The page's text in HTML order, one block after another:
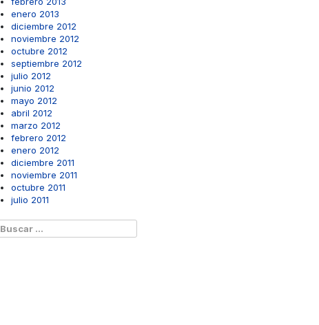
enero 2013
diciembre 2012
noviembre 2012
octubre 2012
septiembre 2012
julio 2012
junio 2012
mayo 2012
abril 2012
marzo 2012
febrero 2012
enero 2012
diciembre 2011
noviembre 2011
octubre 2011
julio 2011
Buscar: